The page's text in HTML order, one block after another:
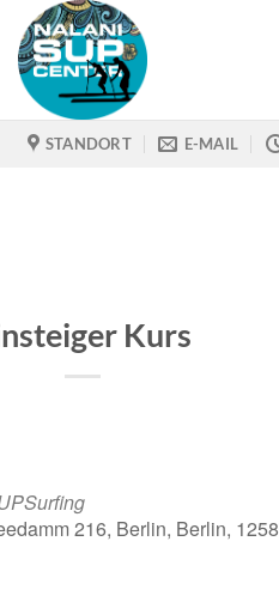
STANDORT E-MAIL
Kurs
216, Berlin, Berlin,